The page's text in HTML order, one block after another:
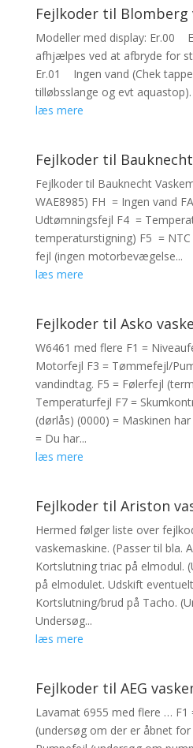
Fejlkoder til Blomberg
Modeller med display: Er.00
afhjælpes ved at afbryde for
Er.01 Ingen vand (Chek
tilløbsslange og evt
læs mere
Fejlkoder til Bauknecht
Fejlkoder til Bauknecht
WAE8985) FH = Ingen vand
Udtømningsfejl F4 =
temperaturstigning) F5 =
fejl (ingen motorbevægelse...
læs mere
Fejlkoder til Asko
W6461 med flere F1 =
Motorfejl F3 = Tømmefejl/
vandindtag. F5 = Følerfejl
Temperaturfejl F7 =
(dørlås) (0000) = Maskinen
= Du har...
læs mere
Fejlkoder til Ariston
Hermed følger liste over
vaskemaskine. (Passer til bla.
Kortslutning triac på elmodul.
på elmodulet. Udskift
Kortslutning/brud på Tacho.
Undersøg...
læs mere
Fejlkoder til AEG
Lavamat 6955 med flere … F1
(undersøg om der er åbnet for